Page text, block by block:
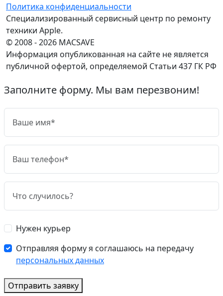
Политика конфиденциальности
Специализированный сервисный центр по ремонту
техники Apple.
© 2008 - 2026 MACSAVE
Информация опубликованная на сайте не является
публичной офертой, определяемой Статьи 437 ГК РФ
Заполните форму. Мы вам перезвоним!
Нужен курьер
Отправляя форму я соглашаюсь на передачу
персональных данных
Отправить заявку